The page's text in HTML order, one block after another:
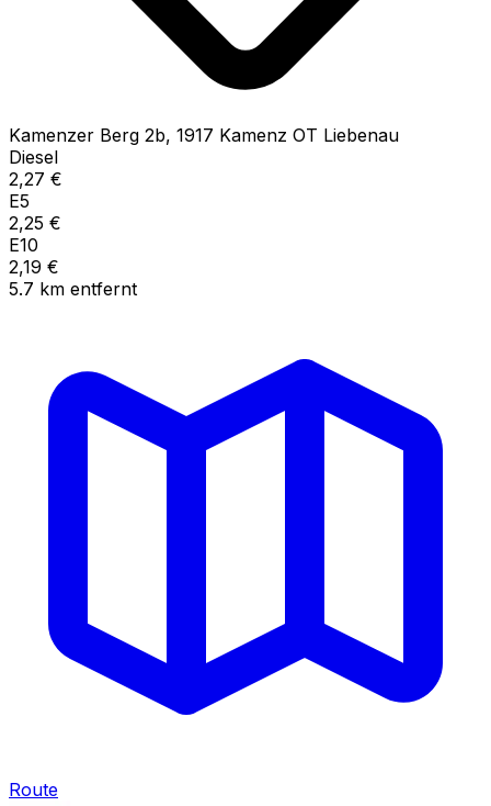
Kamenzer Berg 2b, 1917 Kamenz OT Liebenau
Diesel
2,27 €
E5
2,25 €
E10
2,19 €
5.7 km entfernt
Route